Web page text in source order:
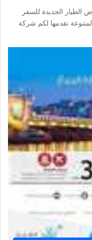
الطيار الجديدة للسفر
تقدمها لكم شركة